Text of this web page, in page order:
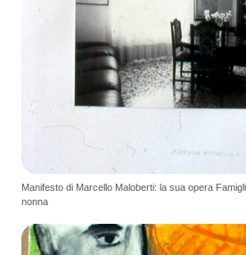
Manifesto di Marcello Maloberti: la sua opera
nonna